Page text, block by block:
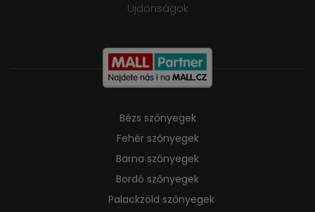
Ujdonságok
Bézs szőnyegek
Fehér szőnyegek
Barna szőnyegek
Bordó szőnyegek
Palackzöld szőnyegek